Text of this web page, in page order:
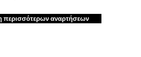
αναρτήσεων